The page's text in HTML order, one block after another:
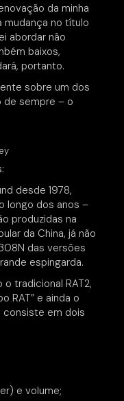
da minha
mudança no título
abordar não
baixos,
portanto.
sobre um dos
de sempre – o
desde 1978,
longo dos anos –
produzidas na
da China, já não
das versões
espingarda.
tradicional RAT2,
RAT” e ainda o
consiste em dois
e volume;